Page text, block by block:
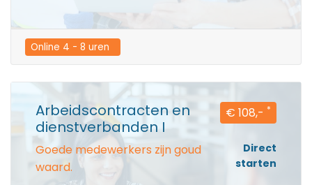
Online 4 - 8 uren
Arbeidscontracten en
dienstverbanden I
Goede medewerkers zijn goud
waard.
€ 108,- *
Direct
starten